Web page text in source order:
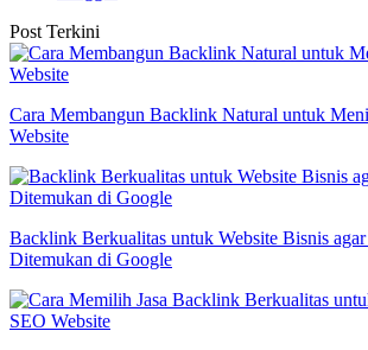
Post Terkini
Cara Membangun Backlink Natural untuk
Website
Backlink Berkualitas untuk Website Bisnis
Ditemukan di Google